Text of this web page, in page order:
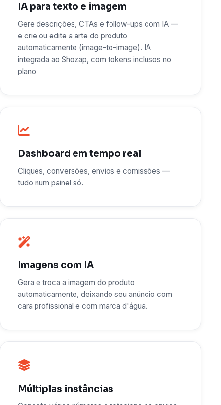
IA para texto e imagem
Gere descrições, CTAs e follow-ups com IA —
e crie ou edite a arte do produto
automaticamente (image-to-image). IA
integrada ao Shozap, com tokens inclusos no
plano.
Dashboard em tempo real
Cliques, conversões, envios e comissões —
tudo num painel só.
Imagens com IA
Gera e troca a imagem do produto
automaticamente, deixando seu anúncio com
cara profissional e com marca d'água.
Múltiplas instâncias